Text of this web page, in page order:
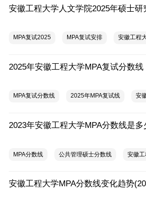
MPA复试2025 MPA复试安排 安徽工程
2025年安徽工程大学MPA复试分数线
MPA复试分数线 2025年MPA复试线 安
2023年安徽工程大学MPA分数线是多
MPA分数线 公共管理硕士分数线 安徽